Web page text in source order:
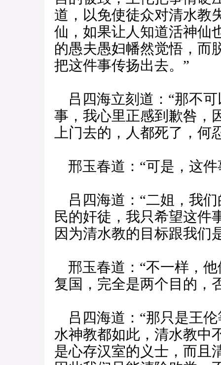
道，以免使徒众对清水教
仙，如果让人知道活神仙
的愚夫愚妇幡然觉悟，而
把这件事传扬出去。”
吕四海立刻道：“那不
事，我心里正感到歉咎，
上门去的，人都死了，何
邢玉春道：“可是，这件
吕四海道：“二姐，我
民的奸徒，我只希望这件
因为清水教的目标跟我们
邢玉春道：“不一样，
复国，完全是两个目的，
吕四海道：“那只是王
水神教都如此，清水教中
是心存汉室的义士，而且